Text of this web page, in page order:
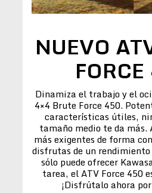
NUEVO
Dinamiza el trabajo y el
4×4 Brute Force 450.
características útiles,
tamaño medio te da
más exigentes de forma
disfrutas de un
sólo puede ofrecer
tarea, el ATV Force 450
¡Disfrútalo ahora